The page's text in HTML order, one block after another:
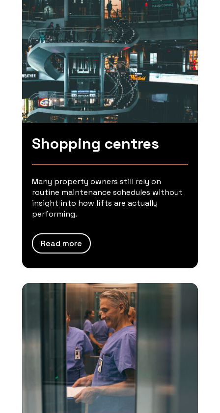
Shopping centres
Many property owners still rely on
routine maintenance schedules without
insight into how lifts are actually
performing.
Read more